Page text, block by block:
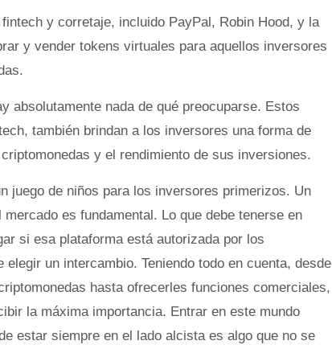
y corretaje, incluido PayPal, Robin Hood, y la
y vender tokens virtuales para aquellos inversores
absolutamente nada de qué preocuparse. Estos
también brindan a los inversores una forma de
y el rendimiento de sus inversiones.
juego de niños para los inversores primerizos. Un
es fundamental. Lo que debe tenerse en
si esa plataforma está autorizada por los
un intercambio. Teniendo todo en cuenta, desde
hasta ofrecerles funciones comerciales,
la máxima importancia. Entrar en este mundo
estar siempre en el lado alcista es algo que no se